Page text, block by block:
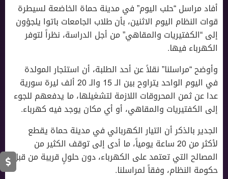
أفاد مراسل “حلب اليوم” في مدينة حماة الخاضعة لسيطرة
قوات النظام اليوم الاثنين، بأن طلاب الجامعات باتوا يلجؤون
إلى “الكفتيريات والمقاهي” من أجل الدراسة، نظراً لتوفر
الكهرباء فيها.
وأوضح “مراسلنا” نقلاً عن أحد الطلبة، أن استئجار المولدة
في اليوم الواحد يتراوح بين الـ 15 والـ 20 ألف ليرة سورية
عدا عن ثمن المحروقات اللازمة لتشغيلها، ما يدفعهم للجوء
إلى الكفتيريات والمقاهي، أو أي مكان يوجد فيه كهرباء.
الجدير بالذكر أن التيار الكهربائي في مدينة حماة يقطع
لأكثر من 20 ساعة يومياً، ما أدى إلى توقف الكثير من
المصالح التي تعتمد على الكهرباء، دون حلولٍ قريبة من قبل
حكومة النظام، وفقاً لمراسلنا.